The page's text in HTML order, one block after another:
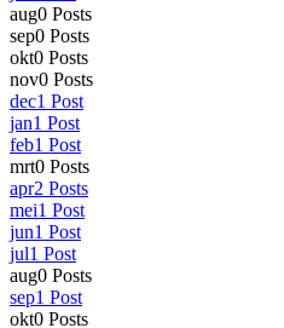
aug0 Posts
sep0 Posts
okt0 Posts
nov0 Posts
dec1 Post
jan1 Post
feb1 Post
mrt0 Posts
apr2 Posts
mei1 Post
jun1 Post
jul1 Post
aug0 Posts
sep1 Post
okt0 Posts